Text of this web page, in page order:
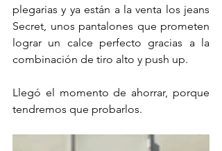
plegarias y ya están a la venta los jeans
Secret, unos pantalones que prometen
lograr un calce perfecto gracias a la
combinación de tiro alto y push up.
Llegó el momento de ahorrar, porque
tendremos que probarlos.